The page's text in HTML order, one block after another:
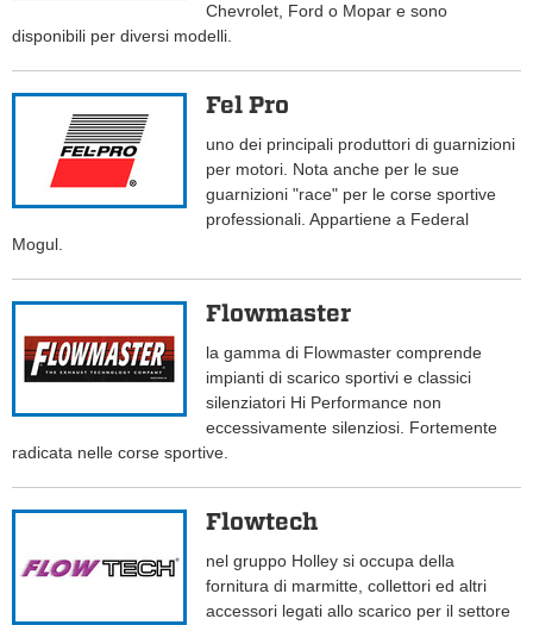
Chevrolet, Ford o Mopar e sono
disponibili per diversi modelli.
Fel Pro
uno dei principali produttori di guarnizioni
per motori. Nota anche per le sue
guarnizioni "race" per le corse sportive
professionali. Appartiene a Federal
Mogul.
Flowmaster
la gamma di Flowmaster comprende
impianti di scarico sportivi e classici
silenziatori Hi Performance non
eccessivamente silenziosi. Fortemente
radicata nelle corse sportive.
Flowtech
nel gruppo Holley si occupa della
fornitura di marmitte, collettori ed altri
accessori legati allo scarico per il settore